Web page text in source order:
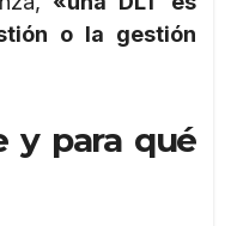
o la gestión
y para qué